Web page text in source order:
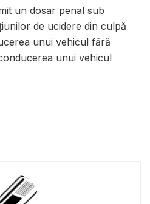
un dosar penal sub
de ucidere din culpă
unui vehicul fără
unui vehicul